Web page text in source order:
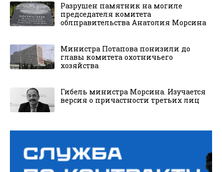
Разрушен памятник на могиле
председателя комитета
облправительства Анатолия Морсина
Министра Потапова понизили до
главы комитета охотничьего
хозяйства
Гибель министра Морсина. Изучается
версия о причастности третьих лиц